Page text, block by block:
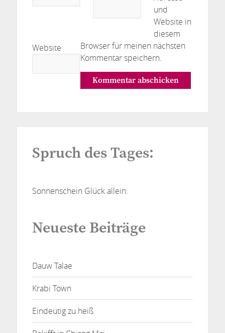
Website
und
Website in
diesem
Browser für meinen nächsten
Kommentar speichern.
Spruch des Tages:
Sonnenschein Glück allein.
Neueste Beiträge
Dauw Talae
Krabi Town
Eindeutig zu heiß